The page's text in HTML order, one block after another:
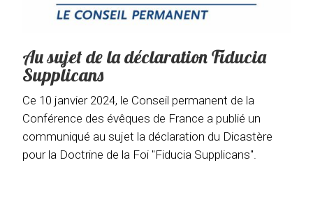
Au sujet de la déclaration Fiducia
Supplicans
Ce 10 janvier 2024, le Conseil permanent de la
Conférence des évêques de France a publié un
communiqué au sujet la déclaration du Dicastère
pour la Doctrine de la Foi "Fiducia Supplicans".